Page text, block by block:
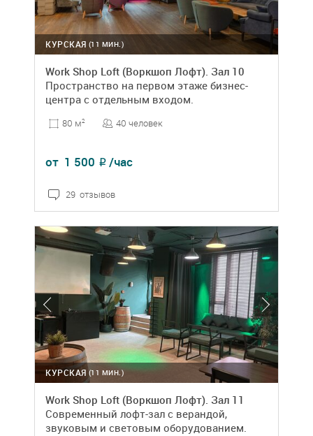
(11 МИН.)
КУРСКАЯ
Work Shop Loft (Воркшоп Лофт). Зал 10
Пространство на первом этаже бизнес-
центра с отдельным входом.
80 м2 40 человек
от 1 500 ₽ /час
29 отзывов
(11 МИН.)
КУРСКАЯ
Work Shop Loft (Воркшоп Лофт). Зал 11
Современный лофт-зал с верандой,
звуковым и световым оборудованием.